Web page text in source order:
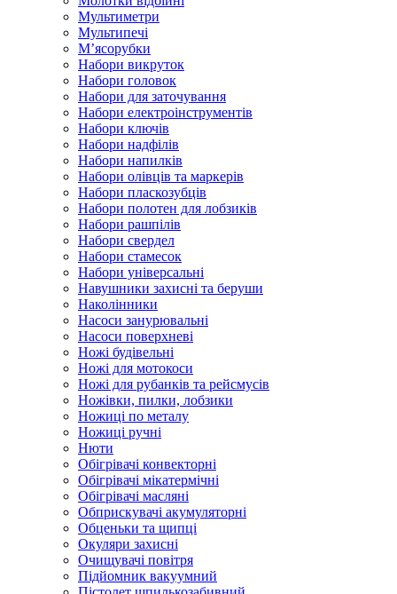
Мультиметри
Мультипечі
М’ясорубки
Набори викруток
Набори головок
Набори для заточування
Набори електроінструментів
Набори ключів
Набори надфілів
Набори напилків
Набори олівців та маркерів
Набори пласкозубців
Набори полотен для лобзиків
Набори рашпілів
Набори свердел
Набори стамесок
Набори універсальні
Навушники захисні та беруши
Наколінники
Насоси занурювальні
Насоси поверхневі
Ножі будівельні
Ножі для мотокоси
Ножі для рубанків та рейсмусів
Ножівки, пилки, лобзики
Ножиці по металу
Ножиці ручні
Нюти
Обігрівачі конвекторні
Обігрівачі мікатермічні
Обігрівачі масляні
Обприскувачі акумуляторні
Обценьки та щипці
Окуляри захисні
Очищувачі повітря
Підйомник вакуумний